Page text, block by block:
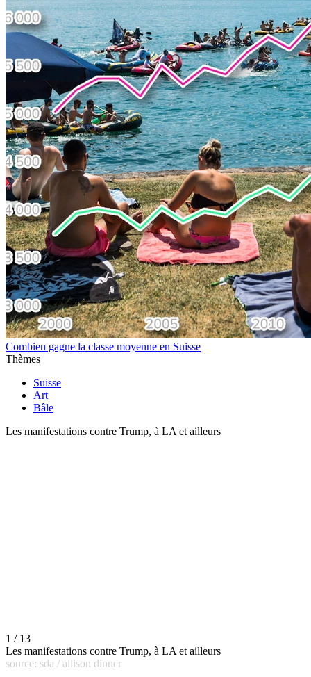
Combien gagne la classe moyenne en Suisse
Thèmes
Suisse
Art
Bâle
Les manifestations contre Trump, à LA et ailleurs
1 / 13
Les manifestations contre Trump, à LA et ailleurs
source: sda / allison dinner